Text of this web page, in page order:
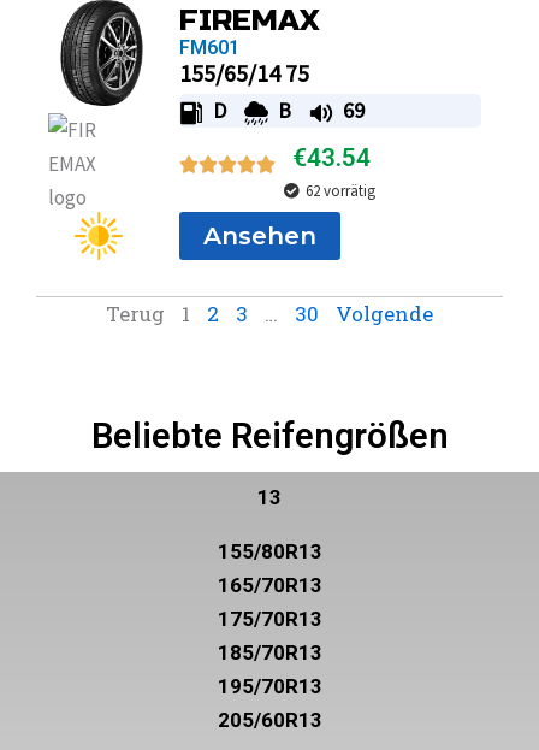
FIREMAX
FM601
155/65/14 75
D B 69
€43.54
62 vorrätig
Ansehen
Terug 1 2 3 … 30 Volgende
Beliebte Reifengrößen
13
155/80R13
165/70R13
175/70R13
185/70R13
195/70R13
205/60R13